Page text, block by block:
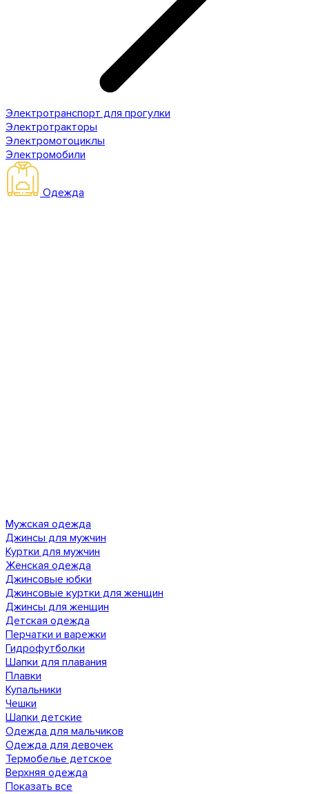
Электротранспорт для прогулки
Электротракторы
Электромотоциклы
Электромобили
Одежда
Мужская одежда
Джинсы для мужчин
Куртки для мужчин
Женская одежда
Джинсовые юбки
Джинсовые куртки для женщин
Джинсы для женщин
Детская одежда
Перчатки и варежки
Гидрофутболки
Шапки для плавания
Плавки
Купальники
Чешки
Шапки детские
Одежда для мальчиков
Одежда для девочек
Термобелье детское
Верхняя одежда
Показать все